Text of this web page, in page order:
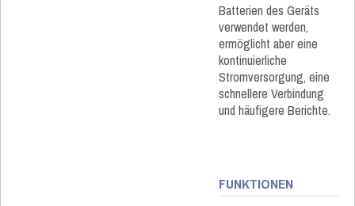
Batterien des Geräts
verwendet werden,
ermöglicht aber eine
kontinuierliche
Stromversorgung, eine
schnellere Verbindung
und häufigere Berichte.
FUNKTIONEN